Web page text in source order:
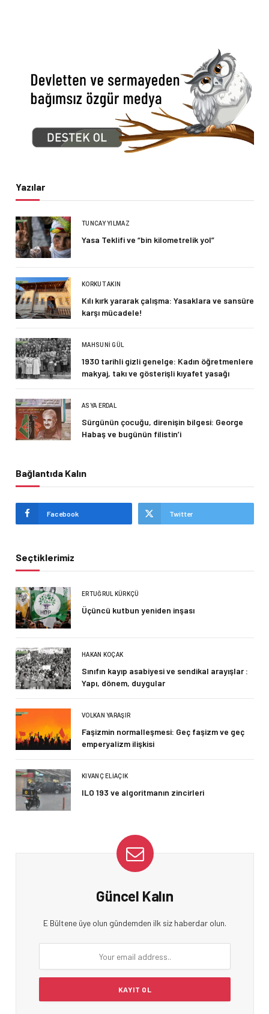
Yazılar
TUNCAY YILMAZ
Yasa Teklifi ve “bin kilometrelik yol”
KORKUT AKIN
Kılı kırk yararak çalışma: Yasaklara ve sansüre
karşı mücadele!
MAHSUNI GÜL
1930 tarihli gizli genelge: Kadın öğretmenlere
makyaj, takı ve gösterişli kıyafet yasağı
ASYA ERDAL
Sürgünün çocuğu, direnişin bilgesi: George
Habaş ve bugünün filistin’i
Bağlantıda Kalın
Facebook Twitter
Seçtiklerimiz
ERTUĞRUL KÜRKÇÜ
Üçüncü kutbun yeniden inşası
HAKAN KOÇAK
Sınıfın kayıp asabiyesi ve sendikal arayışlar :
Yapı, dönem, duygular
VOLKAN YARAŞIR
Faşizmin normalleşmesi: Geç faşizm ve geç
emperyalizm ilişkisi
KIVANÇ ELIAÇIK
ILO 193 ve algoritmanın zincirleri
Güncel Kalın
E Bültene üye olun gündemden ilk siz haberdar olun.